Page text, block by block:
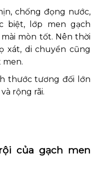
chống đọng nước,
biệt, lớp men gạch
mòn tốt. Nên thời
xát, di chuyển cũng
men.
thước tương đối lớn
rộng rãi.
của gạch men